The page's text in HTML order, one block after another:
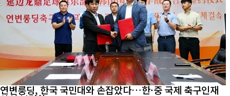
연변룽딩, 한국 국민대와 손잡았다…한·중 국제 축구인재